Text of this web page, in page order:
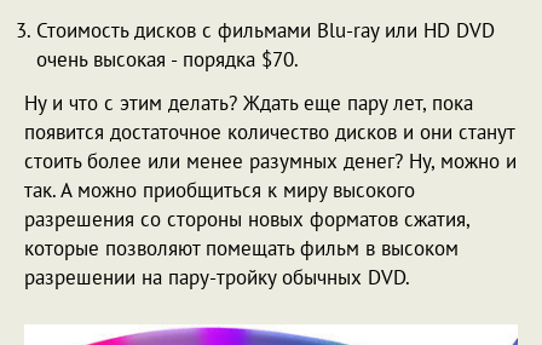
Стоимость дисков с фильмами Blu-ray или HD DVD
очень высокая - порядка $70.
Ну и что с этим делать? Ждать еще пару лет, пока
появится достаточное количество дисков и они станут
стоить более или менее разумных денег? Ну, можно и
так. А можно приобщиться к миру высокого
разрешения со стороны новых форматов сжатия,
которые позволяют помещать фильм в высоком
разрешении на пару-тройку обычных DVD.